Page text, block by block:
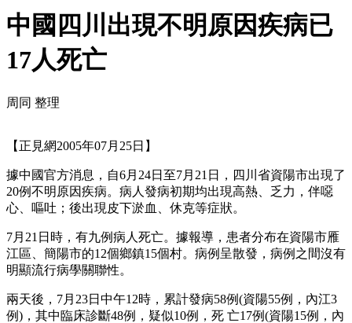
中國四川出現不明原因疾病已
17人死亡
周同 整理
【正見網2005年07月25日】
據中國官方消息，自6月24日至7月21日，四川省資陽市出現了
20例不明原因疾病。病人發病初期均出現高熱、乏力，伴噁
心、嘔吐；後出現皮下淤血、休克等症狀。
7月21日時，有九例病人死亡。據報導，患者分布在資陽市雁
江區、簡陽市的12個鄉鎮15個村。病例呈散發，病例之間沒有
明顯流行病學關聯性。
兩天後，7月23日中午12時，累計發病58例(資陽55例，內江3
例)，其中臨床診斷48例，疑似10例，死 亡17例(資陽15例，內